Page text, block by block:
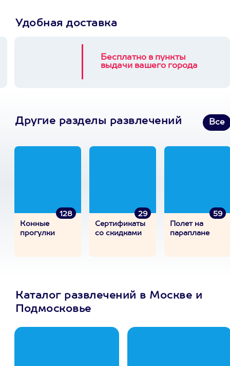
Удобная доставка
Бесплатно в пункты
выдачи вашего города
Другие разделы развлечений Все
128
Конные
прогулки
29
Сертификаты
со скидками
59
Полет на
параплане
Каталог развлечений в Москве и
Подмосковье